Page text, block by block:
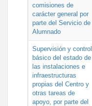
comisiones de
carácter general por
parte del Servicio de
Alumnado
Supervisión y control
básico del estado de
las instalaciones e
infraestructuras
propias del Centro y
otras tareas de
apoyo, por parte del